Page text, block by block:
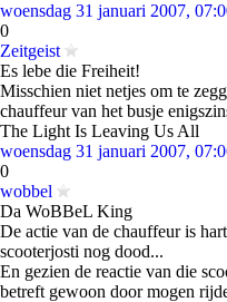
woensdag 31 januari 2007,
0
Zeitgeist
Es lebe die Freiheit!
Misschien niet netjes om te
chauffeur van het busje
The Light Is Leaving Us All
woensdag 31 januari 2007,
0
wobbel
Da WoBBeL King
De actie van de chauffeur is
scooterjosti nog dood...
En gezien de reactie van die
betreft gewoon door mogen